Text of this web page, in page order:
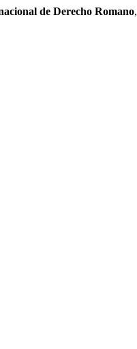
de Derecho Romano,